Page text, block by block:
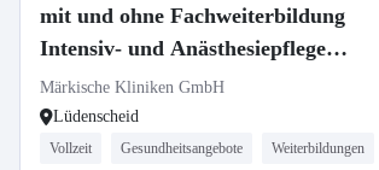
mit und ohne Fachweiterbildung
Intensiv- und Anästhesiepflege
(m/w/d)
Märkische Kliniken GmbH
Lüdenscheid
Vollzeit Gesundheitsangebote Weiterbildungen